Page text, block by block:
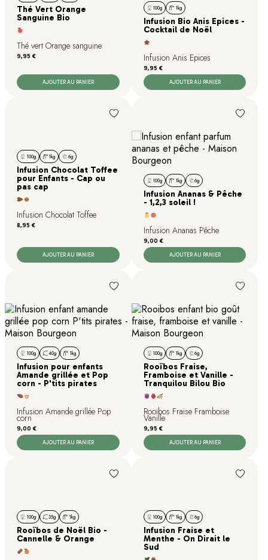
Thé Vert Orange
Sanguine Bio
Thé vert Orange sanguine
Prix
9,95 €
AJOUTER AU PANIER
100g 1kg
Infusion Bio Anis Epices -
Cocktail de Noël
Infusion Anis Epices
Prix
9,95 €
AJOUTER AU PANIER
100g 1kg 6g
Infusion Chocolat Toffee
pour Enfants - Cap ou
pas cap
Infusion Chocolat Toffee
Prix
8,95 €
AJOUTER AU PANIER
100g 1kg 6g
Infusion Ananas & Pêche
- 1,2,3 soleil !
Infusion Ananas Pêche
Prix
9,00 €
AJOUTER AU PANIER
100g 40g 1kg
Infusion pour enfants
Amande grillée et Pop
corn - P'tits pirates
Infusion Amande grillée Pop
corn
Prix
9,00 €
AJOUTER AU PANIER
100g 1kg 6g
Rooïbos Fraise,
Framboise et Vanille -
Tranquilou Bilou Bio
Rooïbos Fraise Framboise
Vanille
Prix
9,95 €
AJOUTER AU PANIER
100g 35g 1kg
Rooïbos de Noël Bio -
Cannelle & Orange
100g 1kg 6g
Infusion Fraise et
Menthe - On Dirait le
Sud